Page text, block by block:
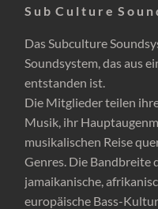
S u b C u l t u r e S o u n
Das Subculture
Soundsystem, das aus
entstanden ist.
Die Mitglieder teilen
Musik, ihr
musikalischen Reise
Genres. Die Bandbreite
jamaikanische,
europäische Bass-